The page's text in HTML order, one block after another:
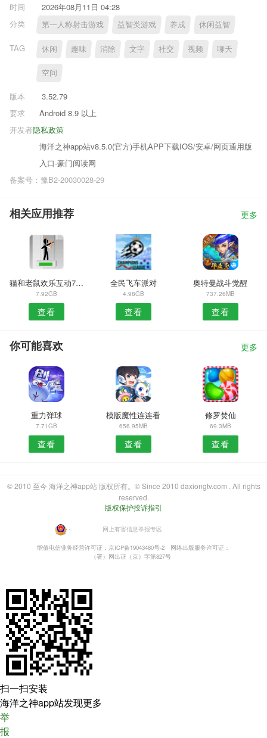
时间
2026年08月11日 04:28
分类
第一人称射击游戏 益智类游戏 养成 休闲益智
TAG 休闲 趣味 消除 文字 社交 视频 聊天
空间
版本
3.52.79
要求
Android 8.9 以上
隐私政策
开发者
海洋之神app站v8.5.0(官方)手机APP下载IOS/安卓/网页通用版
入口-豪门阅读网
备案号：豫B2-20030028-29
相关应用推荐 更多
猫和老鼠欢乐互动7.10.6
7.92GB
查看
全民飞车派对
4.98GB
查看
奥特曼战斗觉醒
737.26MB
查看
你可能喜欢 更多
重力弹球
7.71GB
查看
模版魔性连连看
656.95MB
查看
修罗焚仙
69.3MB
查看
© 2010 至今 海洋之神app站 版权所有。© Since 2010 daxiongtv.com . All rights
reserved.
版权保护投诉指引
・ 网上有害信息举报专区
增值电信业务经营许可证：京ICP备19043480号-2
网络出版服务许可证：
（署）网出证（京）字第827号
扫一扫安装
海洋之神app站发现更多
举
报